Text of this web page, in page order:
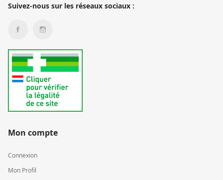
Suivez-nous sur les réseaux sociaux :
Mon compte
Connexion
Mon Profil